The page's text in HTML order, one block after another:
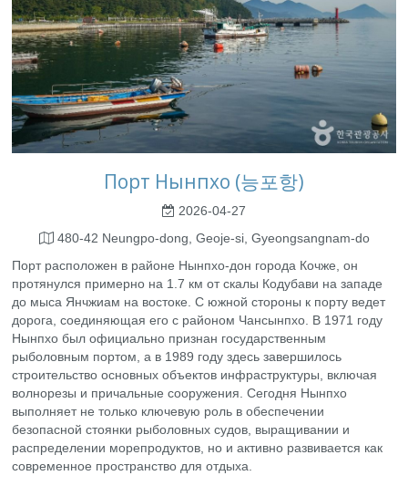
Порт Нынпхо (능포항)
2026-04-27
480-42 Neungpo-dong, Geoje-si, Gyeongsangnam-do
Порт расположен в районе Нынпхо-дон города Кочже, он
протянулся примерно на 1.7 км от скалы Кодубави на западе
до мыса Янчжиам на востоке. С южной стороны к порту ведет
дорога, соединяющая его с районом Чансынпхо. В 1971 году
Нынпхо был официально признан государственным
рыболовным портом, а в 1989 году здесь завершилось
строительство основных объектов инфраструктуры, включая
волнорезы и причальные сооружения. Сегодня Нынпхо
выполняет не только ключевую роль в обеспечении
безопасной стоянки рыболовных судов, выращивании и
распределении морепродуктов, но и активно развивается как
современное пространство для отдыха.